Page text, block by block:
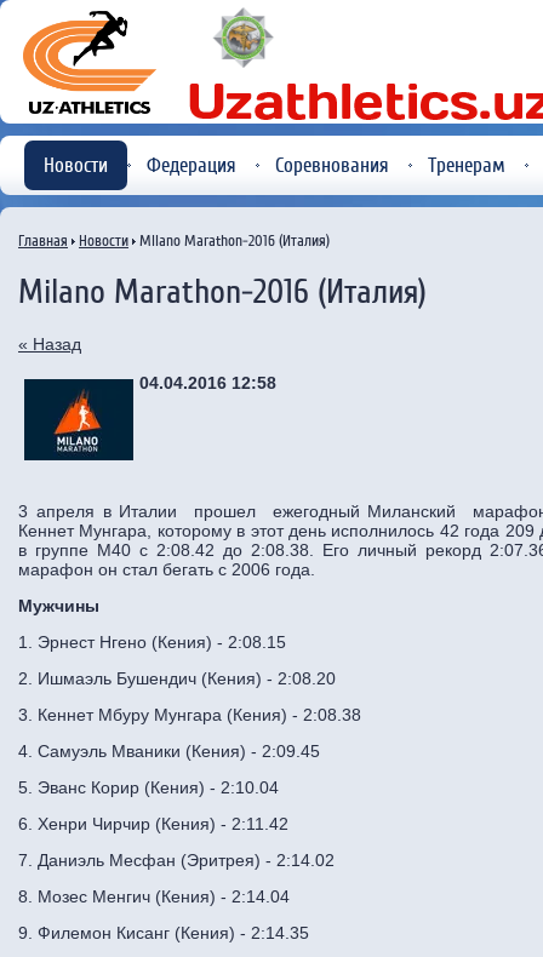
Новости Федерация Соревнования Тренерам
Главная Новости Milano Marathon-2016 (Италия)
Milano Marathon-2016 (Италия)
« Назад
04.04.2016 12:58
3 апреля в Италии прошел ежегодный Миланский
Кеннет Мунгара, которому в этот день исполнилось 42 года
в группе М40 с 2:08.42 до 2:08.38. Его личный рекорд
марафон он стал бегать с 2006 года.
Мужчины
1. Эрнест Нгено (Кения) - 2:08.15
2. Ишмаэль Бушендич (Кения) - 2:08.20
3. Кеннет Мбуру Мунгара (Кения) - 2:08.38
4. Самуэль Мваники (Кения) - 2:09.45
5. Эванс Корир (Кения) - 2:10.04
6. Хенри Чирчир (Кения) - 2:11.42
7. Даниэль Месфан (Эритрея) - 2:14.02
8. Мозес Менгич (Кения) - 2:14.04
9. Филемон Кисанг (Кения) - 2:14.35